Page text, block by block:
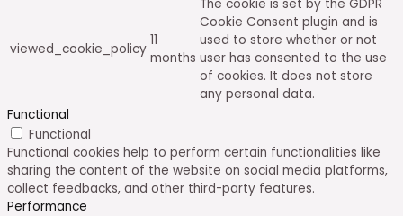
viewed_cookie_policy
11
months
The cookie is set by the GDPR
Cookie Consent plugin and is
used to store whether or not
user has consented to the use
of cookies. It does not store
any personal data.
Functional
Functional
Functional cookies help to perform certain functionalities like
sharing the content of the website on social media platforms,
collect feedbacks, and other third-party features.
Performance